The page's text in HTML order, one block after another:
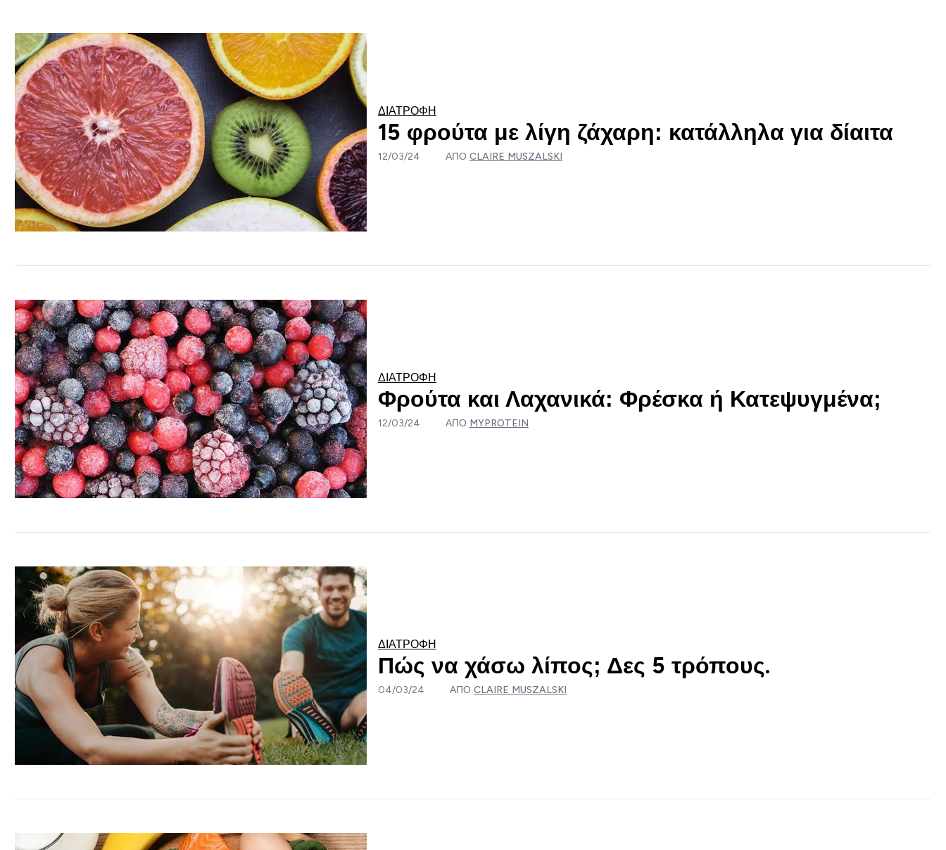
ΔΙΑΤΡΟΦΉ
15 φρούτα με λίγη ζάχαρη: κατάλληλα για δίαιτα
12/03/24 ΑΠΌ CLAIRE MUSZALSKI
ΔΙΑΤΡΟΦΉ
Φρούτα και Λαχανικά: Φρέσκα ή Κατεψυγμένα;
12/03/24 ΑΠΌ MYPROTEIN
ΔΙΑΤΡΟΦΉ
Πώς να χάσω λίπος; Δες 5 τρόπους.
04/03/24 ΑΠΌ CLAIRE MUSZALSKI